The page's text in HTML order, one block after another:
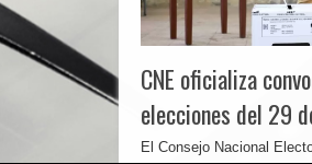
CNE oficializa
elecciones del 29
El Consejo Nacional